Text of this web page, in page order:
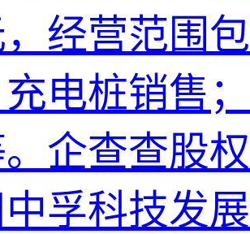
经营范围
电桩销售
企查查股
中孚科技发